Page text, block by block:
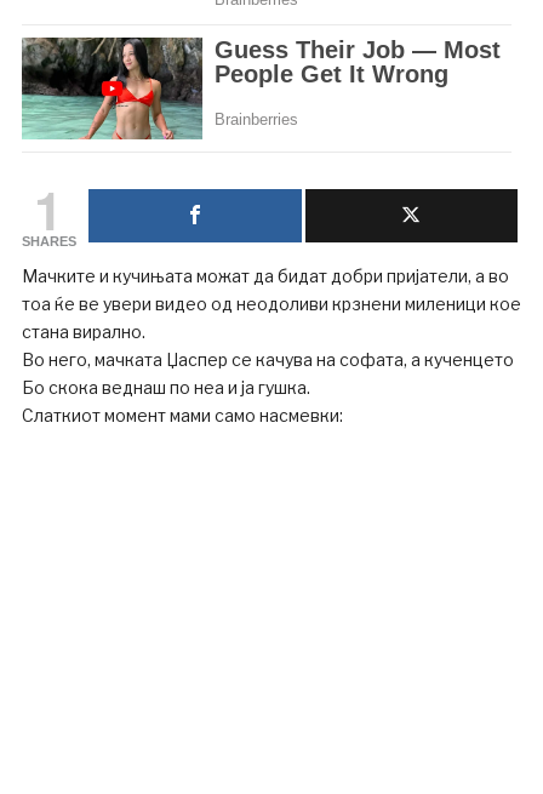
1
SHARES
Мачките и кучињата можат да бидат добри пријатели, а во
тоа ќе ве увери видео од неодоливи крзнени миленици кое
стана вирално.
Во него, мачката Џаспер се качува на софата, а кученцето
Бо скока веднаш по неа и ја гушка.
Слаткиот момент мами само насмевки: